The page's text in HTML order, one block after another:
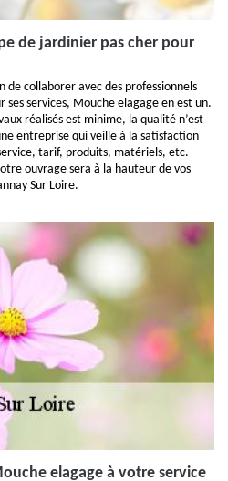
de jardinier pas cher pour
de collaborer avec des professionnels
services, Mouche elagage en est un.
réalisés est minime, la qualité n’est
entreprise qui veille à la satisfaction
tarif, produits, matériels, etc.
ouvrage sera à la hauteur de vos
Sur Loire.
elagage à votre service